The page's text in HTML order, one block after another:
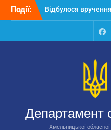
Перейти
Події:
Відбулося
автобусів для
Відбулося
освіти та науки
державної
Відбулась обласна
національно-
виховання
Департамент
Хмельницької обласної